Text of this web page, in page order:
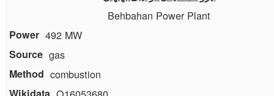
Behbahan Power Plant
492 MW
gas
combustion